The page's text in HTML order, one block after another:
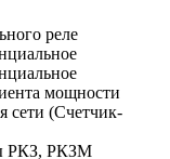
реле
мощности
сети (Счетчик-
РКЗ, РКЗМ